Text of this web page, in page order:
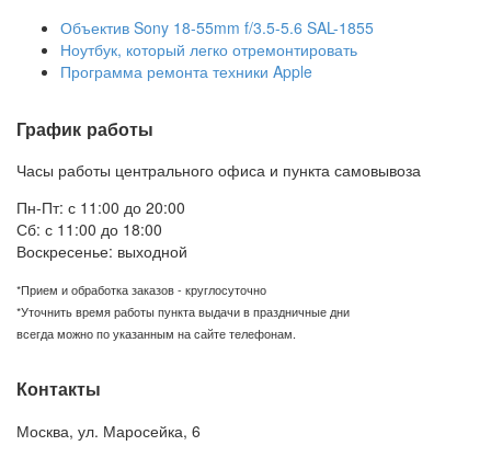
Объектив Sony 18-55mm f/3.5-5.6 SAL-1855
Ноутбук, который легко отремонтировать
Программа ремонта техники Apple
График работы
Часы работы центрального офиса и пункта самовывоза
Пн-Пт: с 11:00 до 20:00
Сб: с 11:00 до 18:00
Воскресенье: выходной
*Прием и обработка заказов - круглосуточно
*Уточнить время работы пункта выдачи в праздничные дни
всегда можно по указанным на сайте телефонам.
Контакты
Москва, ул. Маросейка, 6